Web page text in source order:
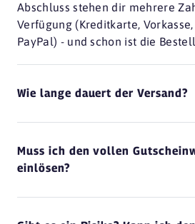
Abschluss stehen dir mehrere
Verfügung (Kreditkarte, Vorkasse,
PayPal) - und schon ist die
Wie lange dauert der Versand?
Muss ich den vollen
einlösen?